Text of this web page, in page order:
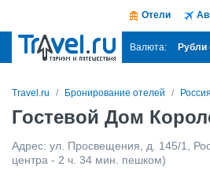
Отели
Валюта: Рубли
Travel.ru Бронирование отелей Россия
Гостевой Дом
Адрес: ул. Просвещения, д. 145/1
центра - 2 ч. 34 мин. пешком)